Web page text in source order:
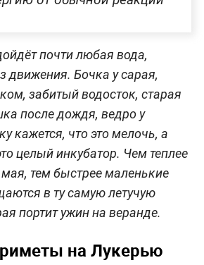
почти любая вода,
движения. Бочка у сарая,
забитый водосток, старая
после дождя, ведро у
кажется, что это мелочь, а
целый инкубатор. Чем теплее
тем быстрее маленькие
в ту самую летучую
портит ужин на веранде.
на Лукерью